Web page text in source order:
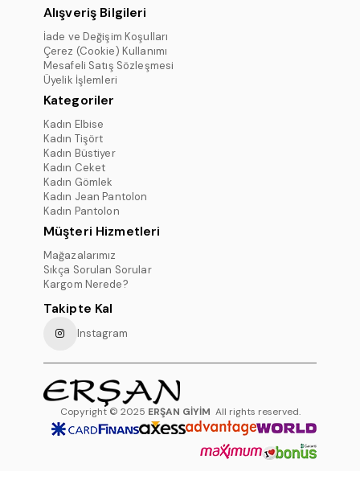
Alışveriş Bilgileri
İade ve Değişim Koşulları
Çerez (Cookie) Kullanımı
Mesafeli Satış Sözleşmesi
Üyelik İşlemleri
Kategoriler
Kadın Elbise
Kadın Tişört
Kadın Büstiyer
Kadın Ceket
Kadın Gömlek
Kadın Jean Pantolon
Kadın Pantolon
Müşteri Hizmetleri
Mağazalarımız
Sıkça Sorulan Sorular
Kargom Nerede?
Takipte Kal
Instagram
Copyright © 2025 ERŞAN GİYİM All rights reserved.